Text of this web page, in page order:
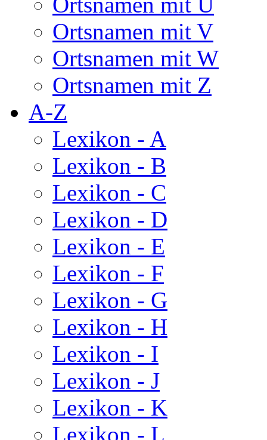
Ortsnamen mit V
Ortsnamen mit W
Ortsnamen mit Z
A-Z
Lexikon - A
Lexikon - B
Lexikon - C
Lexikon - D
Lexikon - E
Lexikon - F
Lexikon - G
Lexikon - H
Lexikon - I
Lexikon - J
Lexikon - K
Lexikon - L